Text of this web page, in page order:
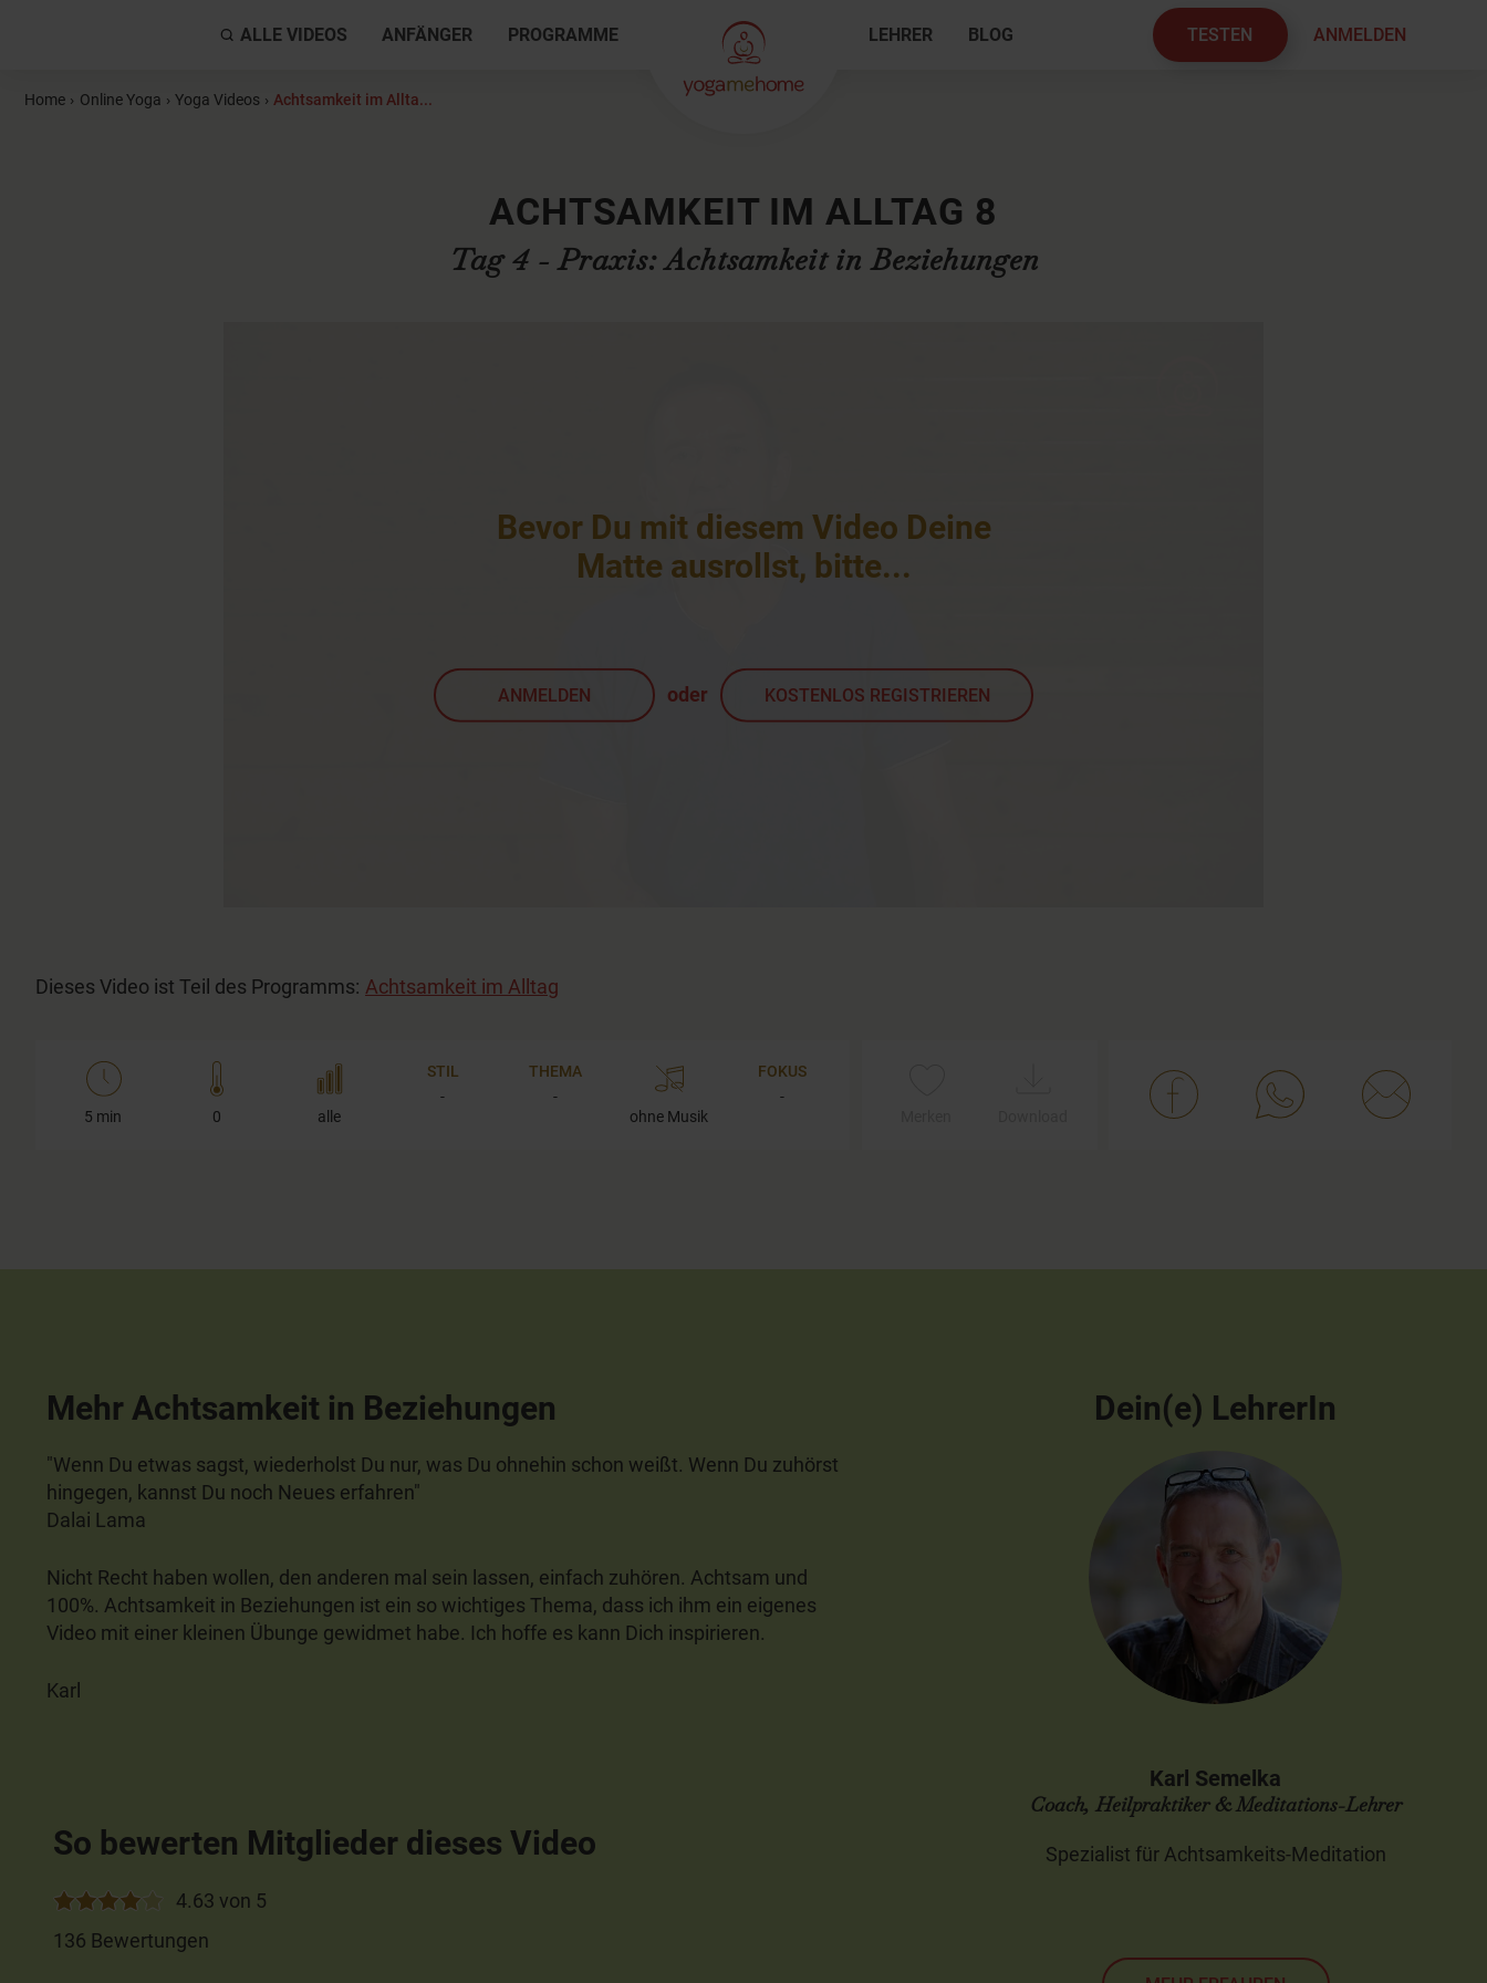
ALLE VIDEOS ANFÄNGER PROGRAMME LEHRER BLOG TESTEN ANMELDEN
Home › Online Yoga › Yoga Videos › Achtsamkeit im Allta...
ACHTSAMKEIT IM ALLTAG 8
Tag 4 - Praxis: Achtsamkeit in Beziehungen
Bevor Du mit diesem Video Deine
Matte ausrollst, bitte...
ANMELDEN oder KOSTENLOS REGISTRIEREN
Dieses Video ist Teil des Programms: Achtsamkeit im Alltag
5 min 0 alle
STIL
-
THEMA
-
ohne Musik
FOKUS
-
Mehr Achtsamkeit in Beziehungen
"Wenn Du etwas sagst, wiederholst Du nur, was Du ohnehin schon weißt. Wenn Du zuhörst
hingegen, kannst Du noch Neues erfahren"
Dalai Lama
Nicht Recht haben wollen, den anderen mal sein lassen, einfach zuhören. Achtsam und
100%. Achtsamkeit in Beziehungen ist ein so wichtiges Thema, dass ich ihm ein eigenes
Video mit einer kleinen Übunge gewidmet habe. Ich hoffe es kann Dich inspirieren.
Karl
So bewerten Mitglieder dieses Video
4.63 von 5
136 Bewertungen
Dein(e) LehrerIn
Karl Semelka
Coach, Heilpraktiker & Meditations-Lehrer
Spezialist für Achtsamkeits-Meditation